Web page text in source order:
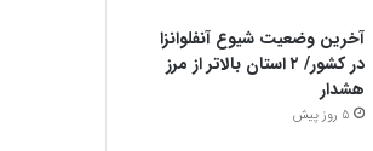
آخرین وضعیت شیوع آنفلوانزا
در کشور/ ۲ استان بالاتر از مرز
هشدار
5 روز پیش